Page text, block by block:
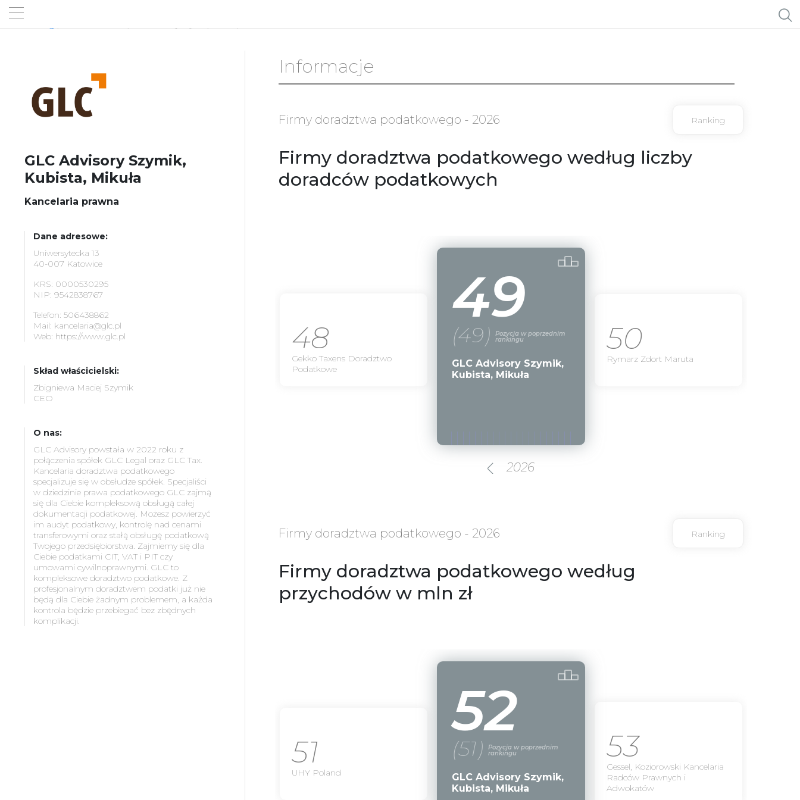
GLC Advisory Szymik,
Kubista, Mikuła
Kancelaria prawna
Dane adresowe:
Uniwersytecka 13
40-007 Katowice
KRS: 0000530295
NIP: 9542838767
Telefon: 506438862
Mail: kancelaria@glc.pl
Web: https://www.glc.pl
Skład właścicielski:
Zbigniewa Maciej Szymik
CEO
O nas:
GLC Advisory powstała w 2022 roku z
połączenia spółek GLC Legal oraz GLC Tax.
Kancelaria doradztwa podatkowego
specjalizuje się w obsłudze spółek. Specjaliści
w dziedzinie prawa podatkowego GLC zajmą
się dla Ciebie kompleksową obsługą całej
dokumentacji podatkowej. Możesz powierzyć
im audyt podatkowy, kontrolę nad cenami
transferowymi oraz stałą obsługę podatkową
Twojego przedsiębiorstwa. Zajmiemy się dla
Ciebie podatkami CIT, VAT i PIT czy
umowami cywilnoprawnymi. GLC to
kompleksowe doradztwo podatkowe. Z
profesjonalnym doradztwem podatki już nie
będą dla Ciebie żadnym problemem, a każda
kontrola będzie przebiegać bez zbędnych
komplikacji.
Informacje
Firmy doradztwa podatkowego - 2026 Ranking
Firmy doradztwa podatkowego według liczby
doradców podatkowych
Firmy doradztwa podatkowego - 2026 Ranking
Firmy doradztwa podatkowego według
przychodów w mln zł